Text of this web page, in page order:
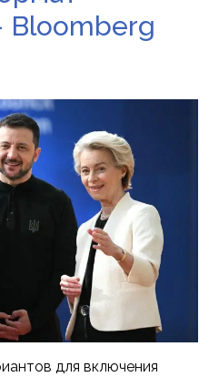
Bloomberg
для включения